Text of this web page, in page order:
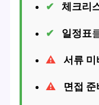
체크리
일정표
서류 미
면접